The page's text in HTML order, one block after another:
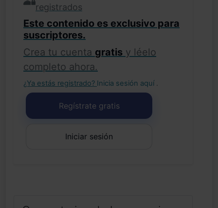
registrados
Este contenido es exclusivo para
suscriptores.
Crea tu cuenta gratis y léelo
completo ahora.
¿Ya estás registrado? Inicia sesión aquí .
Regístrate gratis
Iniciar sesión